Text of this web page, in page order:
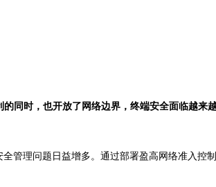
同时，也开放了网络边界， 终端安全面临越来
管理问题日益增多。通过部署盈高网络准入控制